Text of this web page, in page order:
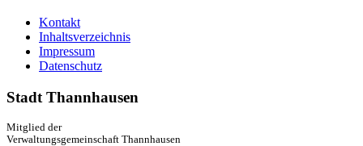
Kontakt
Inhaltsverzeichnis
Impressum
Datenschutz
Stadt Thannhausen
Mitglied der
Verwaltungsgemeinschaft Thannhausen